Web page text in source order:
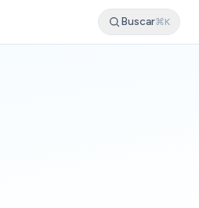
Buscar⌘K